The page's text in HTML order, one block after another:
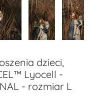
dzieci,
Lyocell -
- rozmiar L